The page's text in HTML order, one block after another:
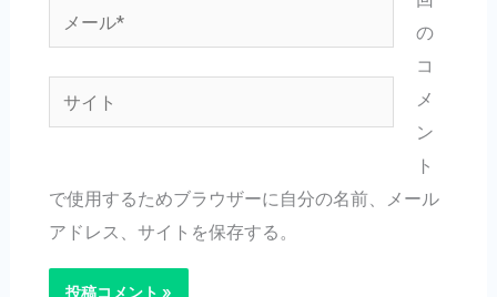
ー
ル
イ
の
コ
メ
ン
ト
で使用するためブラウザーに自分の名前、メール
アドレス、サイトを保存する。